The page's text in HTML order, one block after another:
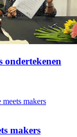
ondertekenen
makers
makers